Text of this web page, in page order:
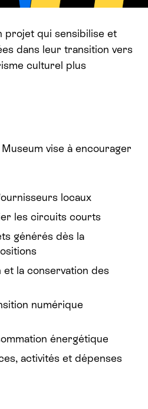
projet qui sensibilise et
dans leur transition vers
culturel plus
vise à encourager
locaux
les circuits courts
générés dès la
la conservation des
numérique
énergétique
activités et dépenses